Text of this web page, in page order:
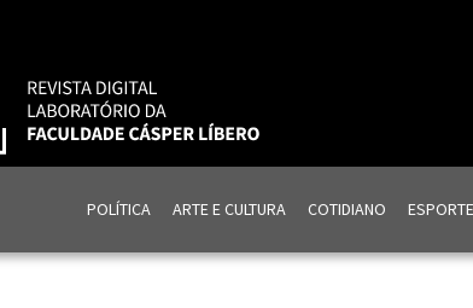
POLÍTICA ARTE E CULTURA COTIDIANO